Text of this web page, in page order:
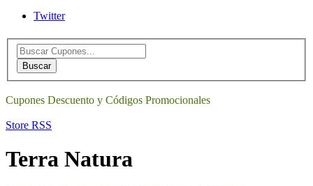
Twitter
Search
for:Buscar
Cupones Descuento y Códigos Promocionales
Store RSS
Terra Natura